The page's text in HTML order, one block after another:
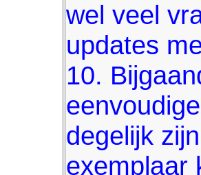
wel veel
updates
10.
degelijk
exemplaar